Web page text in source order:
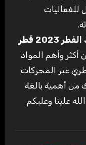
للفعاليات
.
جدول فعاليات عيد الفطر 2023 قطر
وأهم المواد
عبر المحركات
من أهمية بالغة
علينا وعليكم